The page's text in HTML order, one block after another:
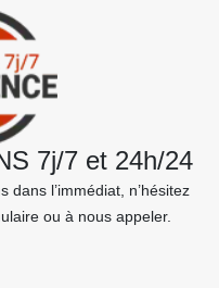
7j/7 et 24h/24
dans l’immédiat, n’hésitez
ou à nous appeler.